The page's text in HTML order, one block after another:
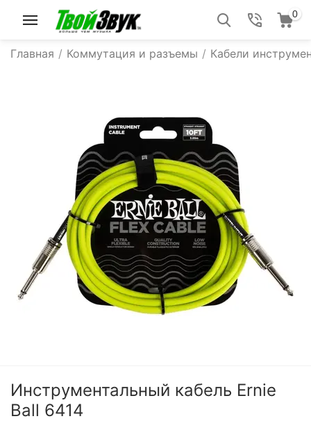
0
Главная / Коммутация и разъемы / Кабели
Инструментальный кабель Ernie
Ball 6414